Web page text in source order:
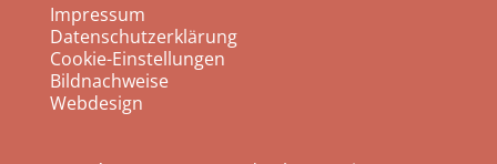
Impressum
Datenschutzerklärung
Cookie-Einstellungen
Bildnachweise
Webdesign